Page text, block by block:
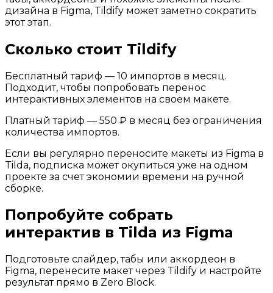
дизайна в Figma, Tildify может заметно сократить
этот этап.
Сколько стоит Tildify
Бесплатный тариф — 10 импортов в месяц.
Подходит, чтобы попробовать перенос
интерактивных элементов на своем макете.
Платный тариф — 550 ₽ в месяц без ограничения
количества импортов.
Если вы регулярно переносите макеты из Figma в
Tilda, подписка может окупиться уже на одном
проекте за счет экономии времени на ручной
сборке.
Попробуйте собрать
интерактив в Tilda из Figma
Подготовьте слайдер, табы или аккордеон в
Figma, перенесите макет через Tildify и настройте
результат прямо в Zero Block.